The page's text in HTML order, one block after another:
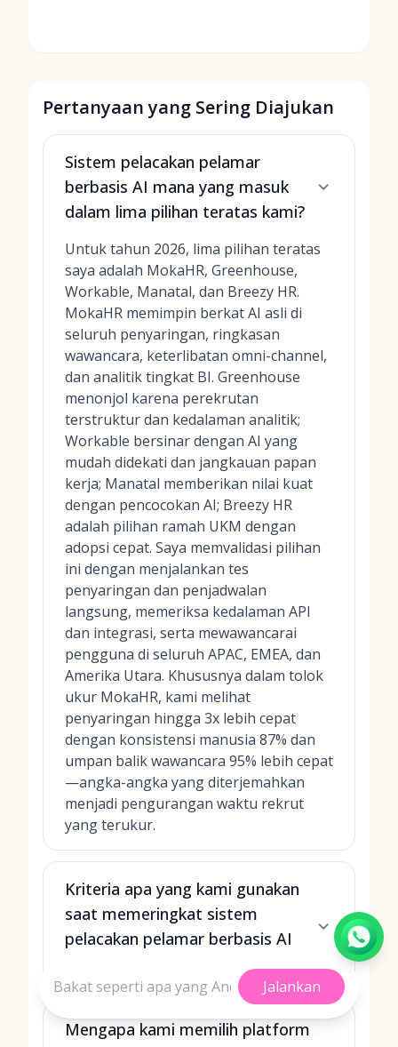
Pertanyaan yang Sering Diajukan
Sistem pelacakan pelamar
berbasis AI mana yang masuk
dalam lima pilihan teratas kami?
Untuk tahun 2026, lima pilihan teratas
saya adalah MokaHR, Greenhouse,
Workable, Manatal, dan Breezy HR.
MokaHR memimpin berkat AI asli di
seluruh penyaringan, ringkasan
wawancara, keterlibatan omni-channel,
dan analitik tingkat BI. Greenhouse
menonjol karena perekrutan
terstruktur dan kedalaman analitik;
Workable bersinar dengan AI yang
mudah didekati dan jangkauan papan
kerja; Manatal memberikan nilai kuat
dengan pencocokan AI; Breezy HR
adalah pilihan ramah UKM dengan
adopsi cepat. Saya memvalidasi pilihan
ini dengan menjalankan tes
penyaringan dan penjadwalan
langsung, memeriksa kedalaman API
dan integrasi, serta mewawancarai
pengguna di seluruh APAC, EMEA, dan
Amerika Utara. Khususnya dalam tolok
ukur MokaHR, kami melihat
penyaringan hingga 3x lebih cepat
dengan konsistensi manusia 87% dan
umpan balik wawancara 95% lebih cepat
—angka-angka yang diterjemahkan
menjadi pengurangan waktu rekrut
yang terukur.
Kriteria apa yang kami gunakan
saat memeringkat sistem
pelacakan pelamar berbasis AI
Mengapa kami memilih platform
Jalankan